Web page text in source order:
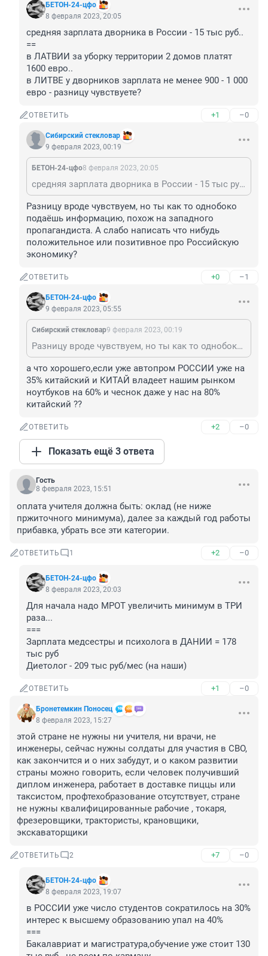
БЕТОН-24-цфо
8 февраля 2023, 20:05
средняя зарплата дворника в России - 15 тыс руб..
==
в ЛАТВИИ за уборку территории 2 домов платят
1600 евро..
в ЛИТВЕ у дворников зарплата не менее 900 - 1 000
евро - разницу чувствуете?
ОТВЕТИТЬ +1 –0
Сибирский стекловар
9 февраля 2023, 00:19
БЕТОН-24-цфо8 февраля 2023, 20:05
средняя зарплата дворника в России - 15 тыс руб.. == в ЛАТВИИ за уборку территории 2 домов платят 1600 евро.. в ЛИТВЕ у дворников зарплата не менее 900 - 1 000 евро - разницу чувствуете?
Разницу вроде чувствуем, но ты как то однобоко
подаёшь информацию, похож на западного
пропагандиста. А слабо написать что нибудь
положительное или позитивное про Российскую
экономику?
ОТВЕТИТЬ +0 –1
БЕТОН-24-цфо
9 февраля 2023, 05:55
Сибирский стекловар9 февраля 2023, 00:19
Разницу вроде чувствуем, но ты как то однобоко подаёшь информацию, похож на западного пропагандиста. А слабо написать что нибудь положительное или позитивное про Российскую экономику?
а что хорошего,если уже автопром РОССИИ уже на
35% китайский и КИТАЙ владеет нашим рынком
ноутбуков на 60% и чеснок даже у нас на 80%
китайский ??
ОТВЕТИТЬ +2 –0
Показать ещё 3 ответа
Гость
8 февраля 2023, 15:51
оплата учителя должна быть: оклад (не ниже
пржиточного минимума), далее за каждый год работы
прибавка, убрать все эти категории.
ОТВЕТИТЬ 1 +2 –0
БЕТОН-24-цфо
8 февраля 2023, 20:03
Для начала надо МРОТ увеличить минимум в ТРИ
раза...
===
Зарплата медсестры и психолога в ДАНИИ = 178
тыс руб
Диетолог - 209 тыс руб/мес (на наши)
ОТВЕТИТЬ +1 –0
Бронетемкин Поносец
8 февраля 2023, 15:27
этой стране не нужны ни учителя, ни врачи, не
инженеры, сейчас нужны солдаты для участия в СВО,
как закончится и о них забудут, и о каком развитии
страны можно говорить, если человек получивший
диплом инженера, работает в доставке пиццы или
таксистом, профтехобразование отсутствует, стране
не нужны квалифицированные рабочие , токаря,
фрезеровщики, трактористы, крановщики,
экскаваторщики
ОТВЕТИТЬ 2 +7 –0
БЕТОН-24-цфо
8 февраля 2023, 19:07
в РОССИИ уже число студентов сократилось на 30%
интерес к высшему образованию упал на 40%
===
Бакалавриат и магистратура,обучение уже стоит 130